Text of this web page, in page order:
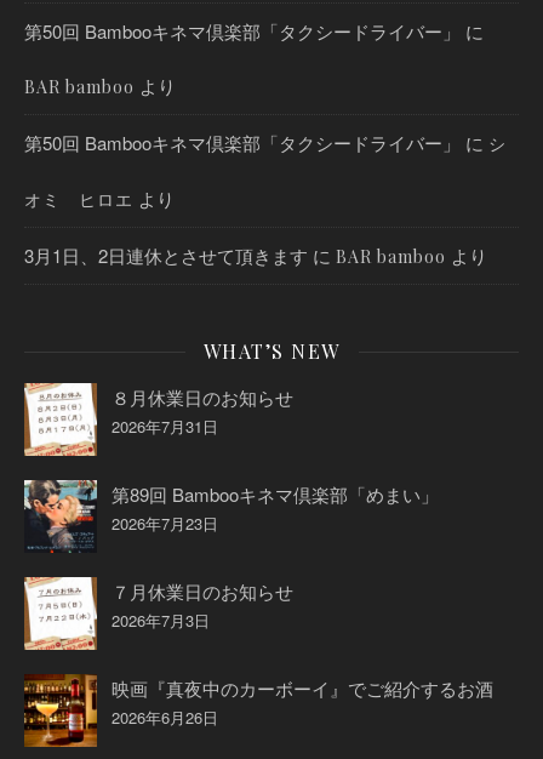
第50回 Bambooキネマ倶楽部「タクシードライバー」 に
BAR bamboo より
第50回 Bambooキネマ倶楽部「タクシードライバー」 に シ
オミ ヒロエ より
3月1日、2日連休とさせて頂きます に BAR bamboo より
WHAT’S NEW
８月休業日のお知らせ
2026年7月31日
第89回 Bambooキネマ倶楽部「めまい」
2026年7月23日
７月休業日のお知らせ
2026年7月3日
映画『真夜中のカーボーイ』でご紹介するお酒
2026年6月26日